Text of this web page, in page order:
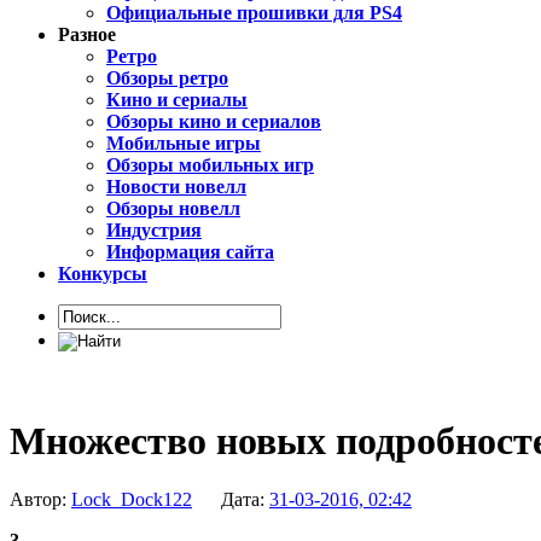
Официальные прошивки для PS4
Разное
Ретро
Обзоры ретро
Кино и сериалы
Обзоры кино и сериалов
Мобильные игры
Обзоры мобильных игр
Новости новелл
Обзоры новелл
Индустрия
Информация сайта
Конкурсы
Множество новых
Автор: Lock_Dock122 Дата: 31-03-2016, 02:42